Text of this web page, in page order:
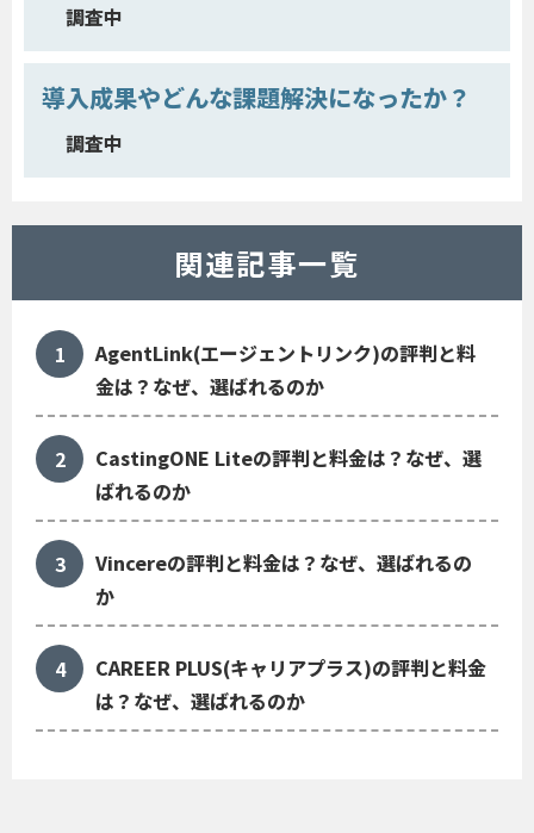
調査中
導入成果やどんな課題解決になったか？
調査中
関連記事一覧
AgentLink(エージェントリンク)の評判と料
金は？なぜ、選ばれるのか
CastingONE Liteの評判と料金は？なぜ、選
ばれるのか
Vincereの評判と料金は？なぜ、選ばれるの
か
CAREER PLUS(キャリアプラス)の評判と料金
は？なぜ、選ばれるのか